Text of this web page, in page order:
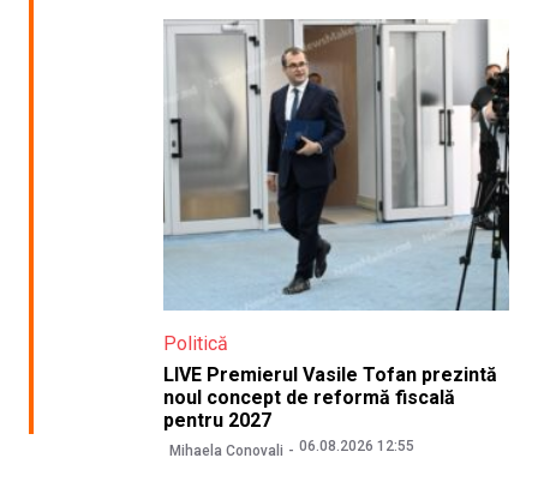
Politică
LIVE Premierul Vasile Tofan prezintă
noul concept de reformă fiscală
pentru 2027
Mihaela Conovali 06.08.2026 12:55